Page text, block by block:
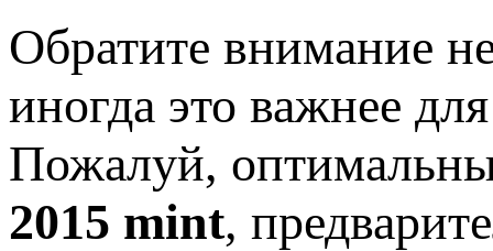
Обратите внимание
иногда это важнее
Пожалуй,
2015 mint,